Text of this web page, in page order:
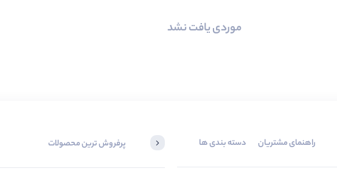
موردی یافت نشد
راهنمای مشتریان دسته بندی ها پرفروش ترین محصولات